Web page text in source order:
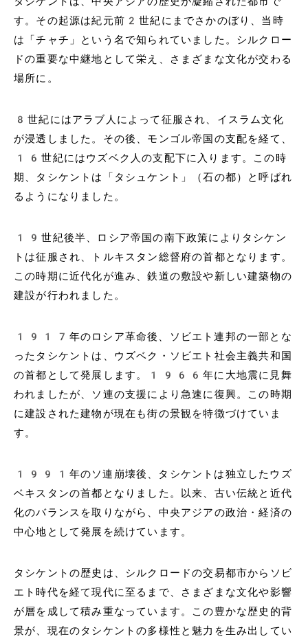
す。その起源は紀元前2世紀にまでさかのぼり、当時
は「チャチ」という名で知られていました。シルクロー
ドの重要な中継地として栄え、さまざまな文化が交わる
場所に。
8世紀にはアラブ人によって征服され、イスラム文化
が浸透しました。その後、モンゴル帝国の支配を経て、
16世紀にはウズベク人の支配下に入ります。この時
期、タシケントは「タシュケント」（石の都）と呼ばれ
るようになりました。
19世紀後半、ロシア帝国の南下政策によりタシケン
トは征服され、トルキスタン総督府の首都となります。
この時期に近代化が進み、鉄道の敷設や新しい建築物の
建設が行われました。
1917年のロシア革命後、ソビエト連邦の一部とな
ったタシケントは、ウズベク・ソビエト社会主義共和国
の首都として発展します。1966年に大地震に見舞
われましたが、ソ連の支援により急速に復興。この時期
に建設された建物が現在も街の景観を特徴づけていま
す。
1991年のソ連崩壊後、タシケントは独立したウズ
ベキスタンの首都となりました。以来、古い伝統と近代
化のバランスを取りながら、中央アジアの政治・経済の
中心地として発展を続けています。
タシケントの歴史は、シルクロードの交易都市からソビ
エト時代を経て現代に至るまで、さまざまな文化や影響
が層を成して積み重なっています。この豊かな歴史的背
景が、現在のタシケントの多様性と魅力を生み出してい